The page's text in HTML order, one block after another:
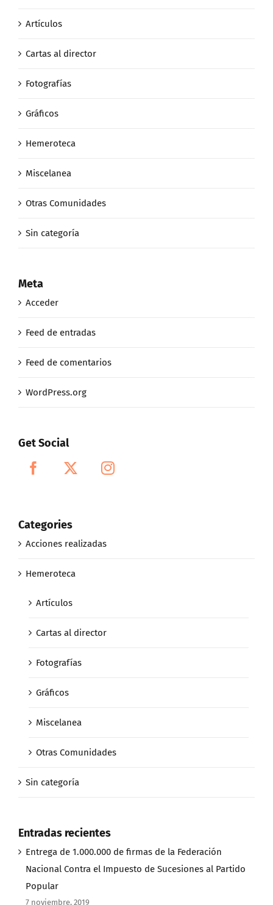
Artículos
Cartas al director
Fotografías
Gráficos
Hemeroteca
Miscelanea
Otras Comunidades
Sin categoría
Meta
Acceder
Feed de entradas
Feed de comentarios
WordPress.org
Get Social
Categories
Acciones realizadas
Hemeroteca
Artículos
Cartas al director
Fotografías
Gráficos
Miscelanea
Otras Comunidades
Sin categoría
Entradas recientes
Entrega de 1.000.000 de firmas de la Federación
Nacional Contra el Impuesto de Sucesiones al Partido
Popular
7 noviembre, 2019